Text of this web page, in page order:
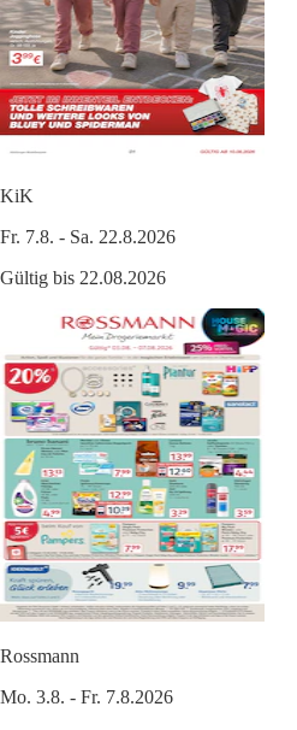
KiK
Fr. 7.8. - Sa. 22.8.2026
Gültig bis 22.08.2026
Rossmann
Mo. 3.8. - Fr. 7.8.2026